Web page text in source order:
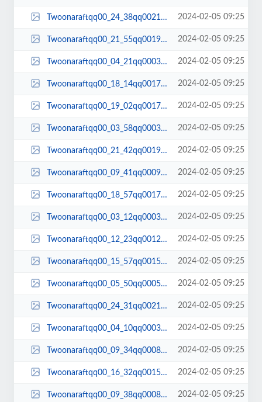
Twoonaraftqq00_24_38qq00211.jpg 2024-02-05 09:25
Twoonaraftqq00_21_55qq00195.jpg 2024-02-05 09:25
Twoonaraftqq00_04_21qq00039.jpg 2024-02-05 09:25
Twoonaraftqq00_18_14qq00171.jpg 2024-02-05 09:25
Twoonaraftqq00_19_02qq00175.jpg 2024-02-05 09:25
Twoonaraftqq00_03_58qq00035.jpg 2024-02-05 09:25
Twoonaraftqq00_21_42qq00194.jpg 2024-02-05 09:25
Twoonaraftqq00_09_41qq00091.jpg 2024-02-05 09:25
Twoonaraftqq00_18_57qq00174.jpg 2024-02-05 09:25
Twoonaraftqq00_03_12qq00030.jpg 2024-02-05 09:25
Twoonaraftqq00_12_23qq00126.jpg 2024-02-05 09:25
Twoonaraftqq00_15_57qq00153.jpg 2024-02-05 09:25
Twoonaraftqq00_05_50qq00058.jpg 2024-02-05 09:25
Twoonaraftqq00_24_31qq00210.jpg 2024-02-05 09:25
Twoonaraftqq00_04_10qq00036.jpg 2024-02-05 09:25
Twoonaraftqq00_09_34qq00088.jpg 2024-02-05 09:25
Twoonaraftqq00_16_32qq00159.jpg 2024-02-05 09:25
Twoonaraftqq00_09_38qq00089.jpg 2024-02-05 09:25